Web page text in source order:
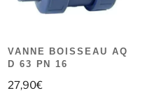
VANNE BOISSEAU AQ
D 63 PN 16
27,90€